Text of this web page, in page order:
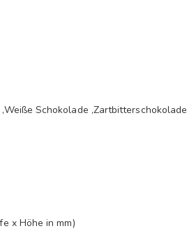
Schokolade ,Zartbitterschokolade
x Höhe in mm)